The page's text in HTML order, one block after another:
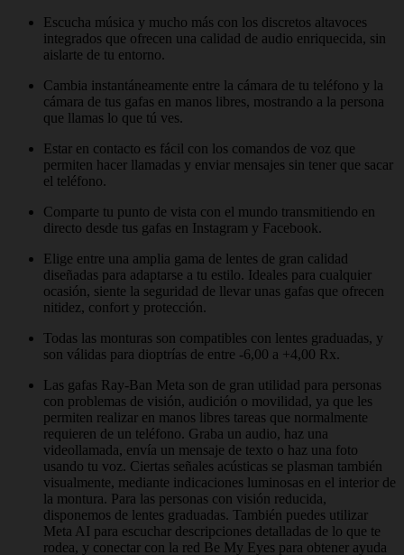
Escucha música y mucho más con los discretos altavoces
integrados que ofrecen una calidad de audio enriquecida, sin
aislarte de tu entorno.
Cambia instantáneamente entre la cámara de tu teléfono y la
cámara de tus gafas en manos libres, mostrando a la persona
que llamas lo que tú ves.
Estar en contacto es fácil con los comandos de voz que
permiten hacer llamadas y enviar mensajes sin tener que sacar
el teléfono.
Comparte tu punto de vista con el mundo transmitiendo en
directo desde tus gafas en Instagram y Facebook.
Elige entre una amplia gama de lentes de gran calidad
diseñadas para adaptarse a tu estilo. Ideales para cualquier
ocasión, siente la seguridad de llevar unas gafas que ofrecen
nitidez, confort y protección.
Todas las monturas son compatibles con lentes graduadas, y
son válidas para dioptrías de entre -6,00 a +4,00 Rx.
Las gafas Ray-Ban Meta son de gran utilidad para personas
con problemas de visión, audición o movilidad, ya que les
permiten realizar en manos libres tareas que normalmente
requieren de un teléfono. Graba un audio, haz una
videollamada, envía un mensaje de texto o haz una foto
usando tu voz. Ciertas señales acústicas se plasman también
visualmente, mediante indicaciones luminosas en el interior de
la montura. Para las personas con visión reducida,
disponemos de lentes graduadas. También puedes utilizar
Meta AI para escuchar descripciones detalladas de lo que te
rodea, y conectar con la red Be My Eyes para obtener ayuda